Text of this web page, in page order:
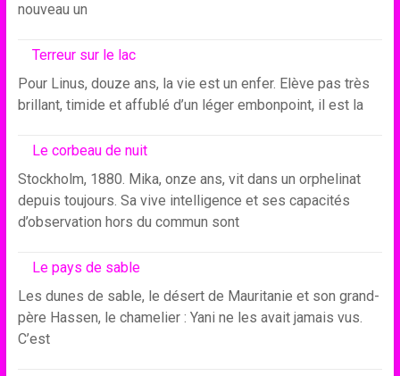
nouveau un
Terreur sur le lac
Pour Linus, douze ans, la vie est un enfer. Elève pas très
brillant, timide et affublé d’un léger embonpoint, il est la
Le corbeau de nuit
Stockholm, 1880. Mika, onze ans, vit dans un orphelinat
depuis toujours. Sa vive intelligence et ses capacités
d’observation hors du commun sont
Le pays de sable
Les dunes de sable, le désert de Mauritanie et son grand-
père Hassen, le chamelier : Yani ne les avait jamais vus.
C’est